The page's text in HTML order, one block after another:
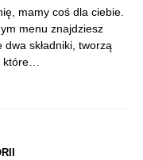
mamy coś dla ciebie.
menu znajdziesz
składniki, tworzą
które…